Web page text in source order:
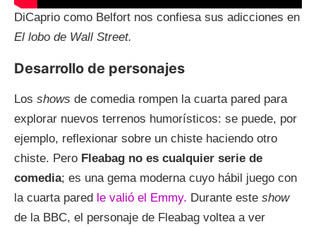
DiCaprio como Belfort nos confiesa sus adicciones en
El lobo de Wall Street.
Desarrollo de personajes
Los shows de comedia rompen la cuarta pared para
explorar nuevos terrenos humorísticos: se puede, por
ejemplo, reflexionar sobre un chiste haciendo otro
chiste. Pero Fleabag no es cualquier serie de
comedia; es una gema moderna cuyo hábil juego con
la cuarta pared le valió el Emmy. Durante este show
de la BBC, el personaje de Fleabag voltea a ver